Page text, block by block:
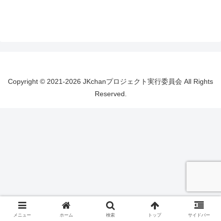
Copyright © 2021-2026 JKchanプロジェクト実行委員会 All Rights
Reserved.
メニュー ホーム 検索 トップ サイドバー